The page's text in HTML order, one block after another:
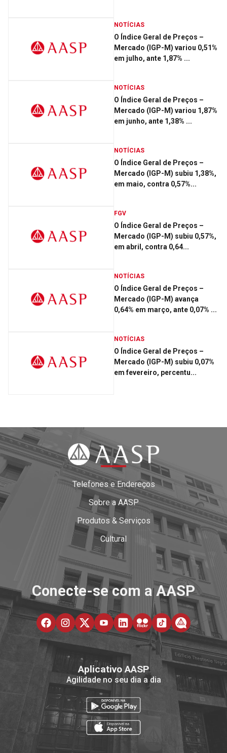
NOTÍCIAS
O Índice Geral de Preços –
Mercado (IGP-M) variou 0,51%
em julho, ante 1,87% ...
NOTÍCIAS
O Índice Geral de Preços –
Mercado (IGP-M) variou 1,87%
em junho, ante 1,38% ...
NOTÍCIAS
O Índice Geral de Preços –
Mercado (IGP-M) subiu 1,38%,
em maio, contra 0,57%...
FGV
O Índice Geral de Preços –
Mercado (IGP-M) subiu 0,57%,
em abril, contra 0,64...
NOTÍCIAS
O Índice Geral de Preços –
Mercado (IGP-M) avança
0,64% em março, ante 0,07% ...
NOTÍCIAS
O Índice Geral de Preços –
Mercado (IGP-M) subiu 0,07%
em fevereiro, percentu...
Telefones e Endereços
Sobre a AASP
Produtos & Serviços
Cultural
Conecte-se com a AASP
Aplicativo AASP
Agilidade no seu dia a dia